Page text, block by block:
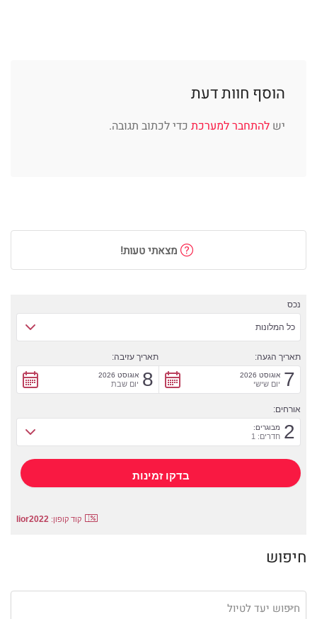
הוסף חוות דעת
יש להתחבר למערכת כדי לכתוב תגובה.
מצאתי טעות!
נכס
כל המלונות
תאריך הגעה:
7 אוגוסט 2026
יום שישי
תאריך עזיבה:
8 אוגוסט 2026
יום שבת
אורחים:
2 מבוגרים:
חדרים: 1
קוד קופון: lior2022
חיפוש
חיפוש יעד לטיול